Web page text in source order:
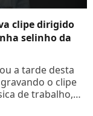
clipe dirigido
selinho da
a tarde desta
o clipe
de trabalho,
Mas engana-se